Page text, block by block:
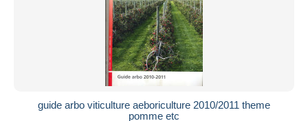
guide arbo viticulture aeboriculture 2010/2011 theme
pomme etc